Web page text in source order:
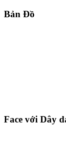
Bản Đồ
Face với Dây